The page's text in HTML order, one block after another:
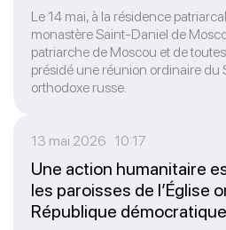
Le 14 mai, à la résidence
monastère Saint-Daniel de
patriarche de Moscou et de
présidé une réunion ordinaire du
orthodoxe russe.
13 mai 2026 10:17
Une action humanitaire
les paroisses de l’Église
République